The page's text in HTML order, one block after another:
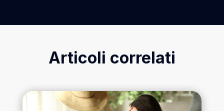
Articoli correlati